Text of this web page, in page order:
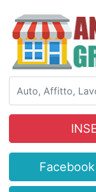
Facebook